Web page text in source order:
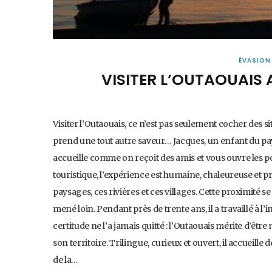
ÉVASION
VISITER L’OUTAOUAIS
Visiter l’Outaouais, ce n’est pas seulement cocher des
prend une tout autre saveur… Jacques, un enfant du
accueille comme on reçoit des amis et vous ouvre les
touristique, l’expérience est humaine, chaleureuse et
paysages, ces rivières et ces villages. Cette proximité
mené loin. Pendant près de trente ans, il a travaillé à
certitude ne l’a jamais quitté : l’Outaouais mérite
son territoire. Trilingue, curieux et ouvert, il accueille
de la…